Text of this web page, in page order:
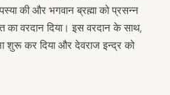
की और भगवान ब्रह्मा को प्रसन्न
का वरदान दिया। इस वरदान के साथ,
शुरू कर दिया और देवराज इन्द्र को